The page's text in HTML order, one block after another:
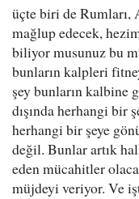
üçte biri de Rumları,
mağlup edecek,
biliyor musunuz bu
bunların kalpleri
şey bunların kalbine
dışında herhangi bir
herhangi bir şeye
değil. Bunlar artık
eden mücahitler
müjdeyi veriyor. Ve